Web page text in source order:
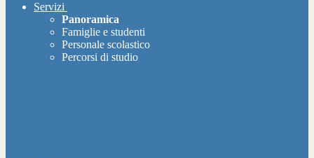
Servizi
Panoramica
Famiglie e studenti
Personale scolastico
Percorsi di studio